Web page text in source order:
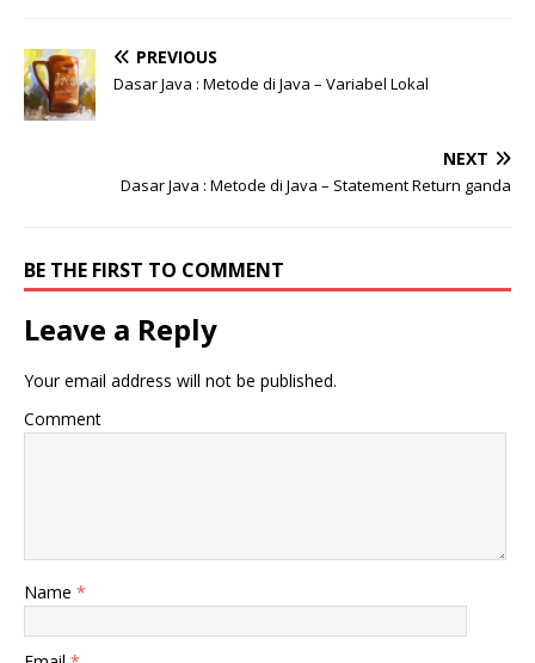
PREVIOUS
Dasar Java : Metode di Java – Variabel Lokal
NEXT
Dasar Java : Metode di Java – Statement Return ganda
BE THE FIRST TO COMMENT
Leave a Reply
Your email address will not be published.
Comment
Name *